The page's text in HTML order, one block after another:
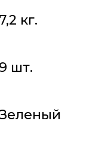
7,2 кг.
9 шт.